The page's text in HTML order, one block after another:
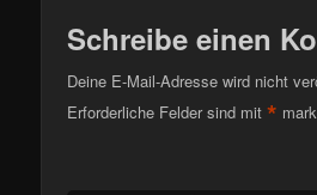
Schreibe einen
Deine E-Mail-Adresse wird nicht
Erforderliche Felder sind mit*